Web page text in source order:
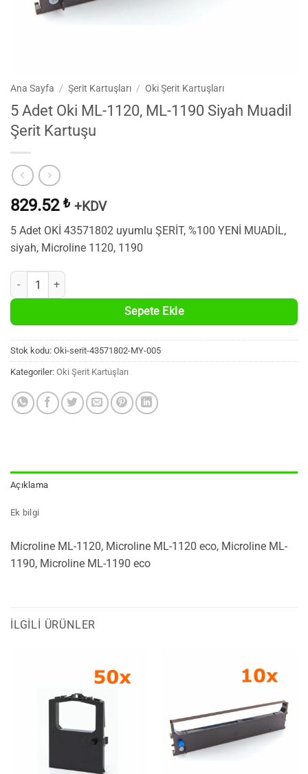
Ana Sayfa / Şerit Kartuşları / Oki Şerit Kartuşları
5 Adet Oki ML-1120, ML-1190 Siyah Muadil
Şerit Kartuşu
829.52 ₺ +KDV
5 Adet OKİ 43571802 uyumlu ŞERİT, %100 YENİ MUADİL,
siyah, Microline 1120, 1190
5 Adet Oki ML-1120, ML-1190 Siyah Muadil Şerit Kartuşu adet
Sepete Ekle
Stok kodu: Oki-serit-43571802-MY-005
Kategoriler: Oki Şerit Kartuşları
Açıklama
Ek bilgi
Microline ML-1120, Microline ML-1120 eco, Microline ML-
1190, Microline ML-1190 eco
İLGILI ÜRÜNLER